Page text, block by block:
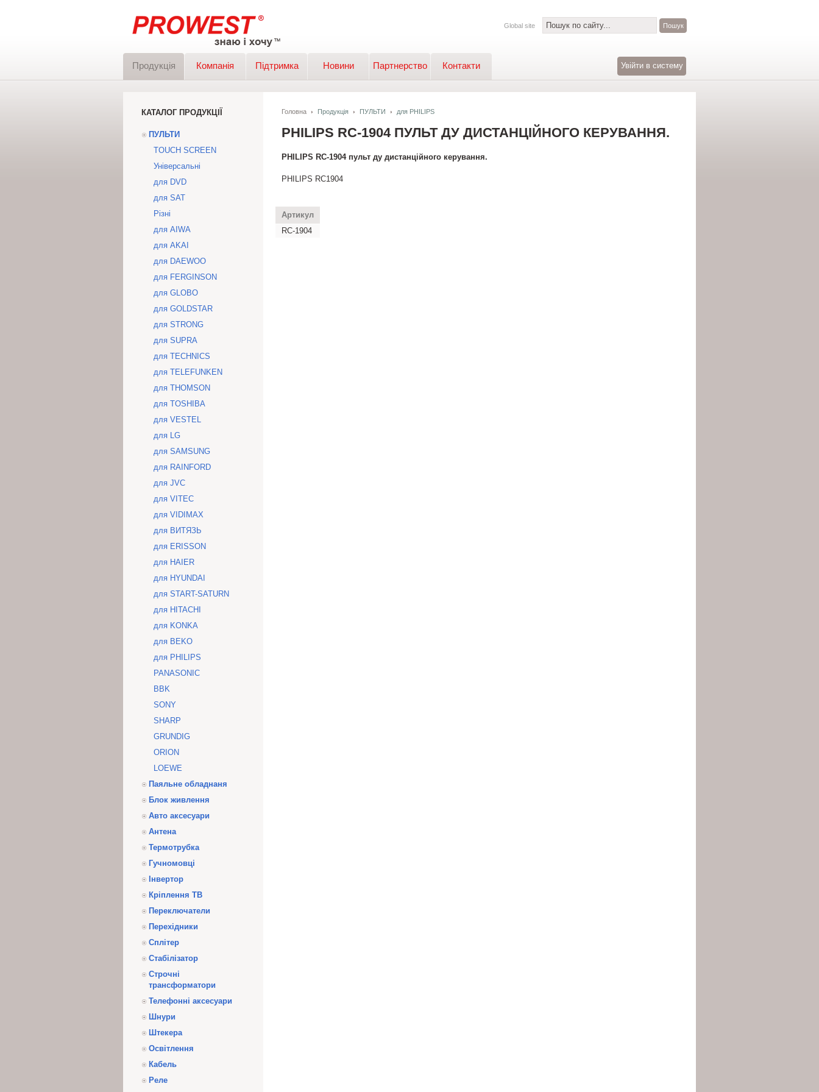
Global site
Продукція Компанія Підтримка Новини Партнерство Контакти Увійти в систему
КАТАЛОГ ПРОДУКЦІЇ
ПУЛЬТИ
TOUCH SCREEN
Універсальні
для DVD
для SAT
Різні
для AIWA
для AKAI
для DAEWOO
для FERGINSON
для GLOBO
для GOLDSTAR
для STRONG
для SUPRA
для TECHNICS
для TELEFUNKEN
для THOMSON
для TOSHIBA
для VESTEL
для LG
для SAMSUNG
для RAINFORD
для JVC
для VITEC
для VIDIMAX
для ВИТЯЗЬ
для ERISSON
для HAIER
для HYUNDAI
для START-SATURN
для HITACHI
для KONKA
для BEKO
для PHILIPS
PANASONIC
BBK
SONY
SHARP
GRUNDIG
ORION
LOEWE
Паяльне обладнаня
Блок живлення
Авто аксесуари
Антена
Термотрубка
Гучномовці
Інвертор
Кріплення ТВ
Переключатели
Перехідники
Сплітер
Стабілізатор
Строчні
трансформатори
Телефонні аксесуари
Шнури
Штекера
Освітлення
Кабель
Реле
Головна Продукція ПУЛЬТИ для PHILIPS
PHILIPS RC-1904 ПУЛЬТ ДУ ДИСТАНЦІЙНОГО КЕРУВАННЯ.
PHILIPS RC-1904 пульт ду дистанційного керування.
PHILIPS RC1904
Артикул
RC-1904